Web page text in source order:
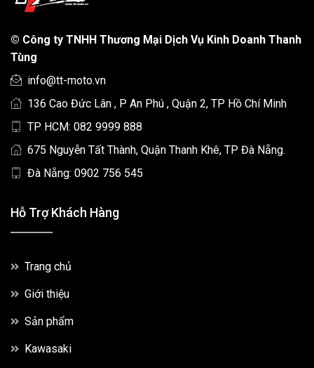
© Công ty TNHH Thương Mại Dịch Vụ Kinh Doanh Thanh
Tùng
info@tt-moto.vn
136 Cao Đức Lân , P An Phú , Quận 2, TP Hồ Chí Minh
TP HCM: 082 9999 888
675 Nguyễn Tất Thành, Quận Thanh Khê, TP Đà Nẵng.
Đà Nẵng: 0902 756 545
Hỗ Trợ Khách Hàng
Trang chủ
Giới thiệu
Sản phẩm
Kawasaki